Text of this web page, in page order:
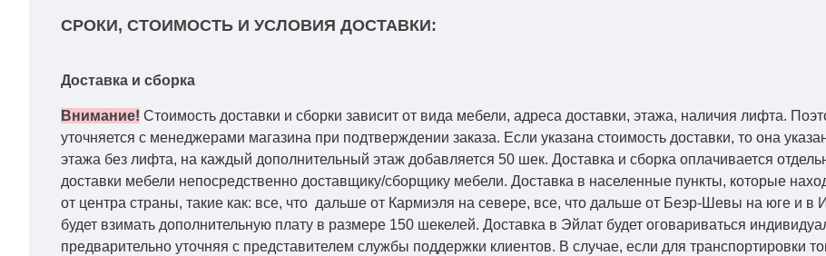
СРОКИ, СТОИМОСТЬ И УСЛОВИЯ ДОСТАВКИ:
Доставка и сборка
Внимание! Стоимость доставки и сборки зависит от вида мебели, адреса доставки, этажа, наличия лифта.
уточняется с менеджерами магазина при подтверждении заказа. Если указана стоимость доставки, то она
этажа без лифта, на каждый дополнительный этаж добавляется 50 шек. Доставка и сборка оплачивается
доставки мебели непосредственно доставщику/сборщику мебели. Доставка в населенные пункты, которые
от центра страны, такие как: все, что дальше от Кармиэля на севере, все, что дальше от Беэр-Шевы на юге и в
будет взимать дополнительную плату в размере 150 шекелей. Доставка в Эйлат будет оговариваться
предварительно уточняя с представителем службы поддержки клиентов. В случае, если для транспортировки